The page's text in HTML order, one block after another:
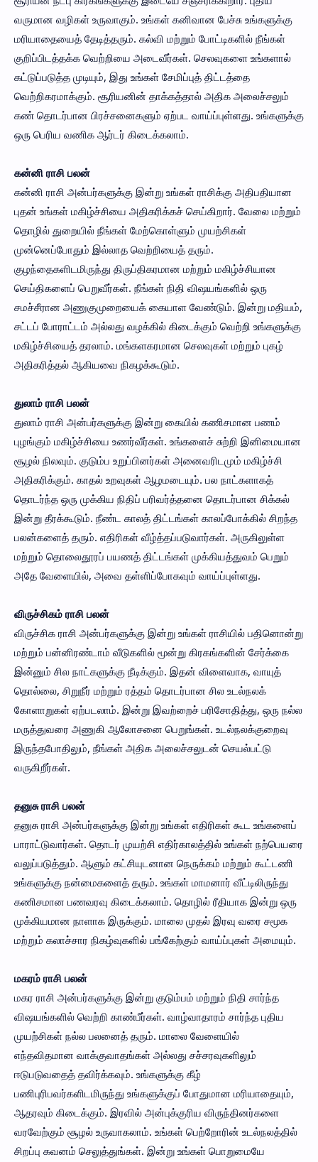
வருமான வழிகள் உருவாகும். உங்கள் கனிவான பேச்சு உங்களுக்கு
மரியாதையைத் தேடித்தரும். கல்வி மற்றும் போட்டிகளில் நீங்கள்
குறிப்பிடத்தக்க வெற்றியை அடைவீர்கள். செலவுகளை உங்களால்
கட்டுப்படுத்த முடியும், இது உங்கள் சேமிப்புத் திட்டத்தை
வெற்றிகரமாக்கும். சூரியனின் தாக்கத்தால் அதிக அலைச்சலும்
கண் தொடர்பான பிரச்சனைகளும் ஏற்பட வாய்ப்புள்ளது. உங்களுக்கு
ஒரு பெரிய வணிக ஆர்டர் கிடைக்கலாம்.
கன்னி ராசி பலன்
கன்னி ராசி அன்பர்களுக்கு இன்று உங்கள் ராசிக்கு அதிபதியான
புதன் உங்கள் மகிழ்ச்சியை அதிகரிக்கச் செய்கிறார். வேலை மற்றும்
தொழில் துறையில் நீங்கள் மேற்கொள்ளும் முயற்சிகள்
முன்னெப்போதும் இல்லாத வெற்றியைத் தரும்.
குழந்தைகளிடமிருந்து திருப்திகரமான மற்றும் மகிழ்ச்சியான
செய்திகளைப் பெறுவீர்கள். நீங்கள் நிதி விஷயங்களில் ஒரு
சமச்சீரான அணுகுமுறையைக் கையாள வேண்டும். இன்று மதியம்,
சட்டப் போராட்டம் அல்லது வழக்கில் கிடைக்கும் வெற்றி உங்களுக்கு
மகிழ்ச்சியைத் தரலாம். மங்களகரமான செலவுகள் மற்றும் புகழ்
அதிகரித்தல் ஆகியவை நிகழக்கூடும்.
துலாம் ராசி பலன்
துலாம் ராசி அன்பர்களுக்கு இன்று கையில் கணிசமான பணம்
புழங்கும் மகிழ்ச்சியை உணர்வீர்கள். உங்களைச் சுற்றி இனிமையான
சூழல் நிலவும். குடும்ப உறுப்பினர்கள் அனைவரிடமும் மகிழ்ச்சி
அதிகரிக்கும். காதல் உறவுகள் ஆழமடையும். பல நாட்களாகத்
தொடர்ந்த ஒரு முக்கிய நிதிப் பரிவர்த்தனை தொடர்பான சிக்கல்
இன்று தீரக்கூடும். நீண்ட காலத் திட்டங்கள் காலப்போக்கில் சிறந்த
பலன்களைத் தரும். எதிரிகள் வீழ்த்தப்படுவார்கள். அருகிலுள்ள
மற்றும் தொலைதூரப் பயணத் திட்டங்கள் முக்கியத்துவம் பெறும்
அதே வேளையில், அவை தள்ளிப்போகவும் வாய்ப்புள்ளது.
விருச்சிகம் ராசி பலன்
விருச்சிக ராசி அன்பர்களுக்கு இன்று உங்கள் ராசியில் பதினொன்று
மற்றும் பன்னிரண்டாம் வீடுகளில் மூன்று கிரகங்களின் சேர்க்கை
இன்னும் சில நாட்களுக்கு நீடிக்கும். இதன் விளைவாக, வாயுத்
தொல்லை, சிறுநீர் மற்றும் ரத்தம் தொடர்பான சில உடல்நலக்
கோளாறுகள் ஏற்படலாம். இன்று இவற்றைச் பரிசோதித்து, ஒரு நல்ல
மருத்துவரை அணுகி ஆலோசனை பெறுங்கள். உடல்நலக்குறைவு
இருந்தபோதிலும், நீங்கள் அதிக அலைச்சலுடன் செயல்பட்டு
வருகிறீர்கள்.
தனுசு ராசி பலன்
தனுசு ராசி அன்பர்களுக்கு இன்று உங்கள் எதிரிகள் கூட உங்களைப்
பாராட்டுவார்கள். தொடர் முயற்சி எதிர்காலத்தில் உங்கள் நற்பெயரை
வலுப்படுத்தும். ஆளும் கட்சியுடனான நெருக்கம் மற்றும் கூட்டணி
உங்களுக்கு நன்மைகளைத் தரும். உங்கள் மாமனார் வீட்டிலிருந்து
கணிசமான பணவரவு கிடைக்கலாம். தொழில் ரீதியாக இன்று ஒரு
முக்கியமான நாளாக இருக்கும். மாலை முதல் இரவு வரை சமூக
மற்றும் கலாச்சார நிகழ்வுகளில் பங்கேற்கும் வாய்ப்புகள் அமையும்.
மகரம் ராசி பலன்
மகர ராசி அன்பர்களுக்கு இன்று குடும்பம் மற்றும் நிதி சார்ந்த
விஷயங்களில் வெற்றி காண்பீர்கள். வாழ்வாதாரம் சார்ந்த புதிய
முயற்சிகள் நல்ல பலனைத் தரும். மாலை வேளையில்
எந்தவிதமான வாக்குவாதங்கள் அல்லது சச்சரவுகளிலும்
ஈடுபடுவதைத் தவிர்க்கவும். உங்களுக்கு கீழ்
பணிபுரிபவர்களிடமிருந்து உங்களுக்குப் போதுமான மரியாதையும்,
ஆதரவும் கிடைக்கும். இரவில் அன்புக்குரிய விருந்தினர்களை
வரவேற்கும் சூழல் உருவாகலாம். உங்கள் பெற்றோரின் உடல்நலத்தில்
சிறப்பு கவனம் செலுத்துங்கள். இன்று உங்கள் பொறுமையே